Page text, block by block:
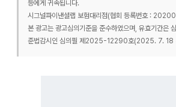
등에게 귀속됩니다.
시그널파이낸셜랩 보험대리점(협회 등록번호 :
본 광고는 광고심의기준을 준수하였으며, 유효기간은
준법감시인 심의필 제2025-12290호(2025. 7.